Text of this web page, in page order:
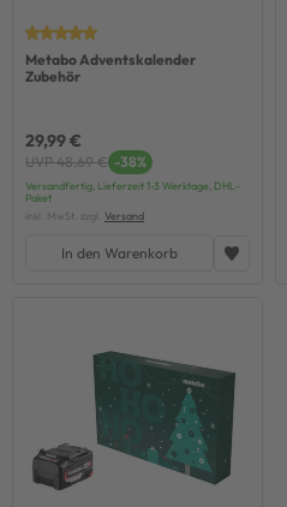
Metabo Adventskalender
Zubehör
29,99 €
UVP 48,69 € -38%
Versandfertig, Lieferzeit 1-3 Werktage, DHL-
Paket
inkl. MwSt. zzgl. Versand
In den Warenkorb